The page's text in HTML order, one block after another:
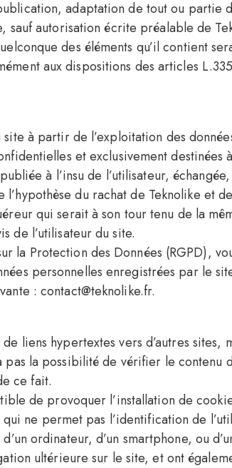
adaptation de tout ou partie
autorisation écrite préalable de
des éléments qu’il contient
aux dispositions des articles
à partir de l’exploitation des
et exclusivement destinées
à l’insu de l’utilisateur,
du rachat de Teknolike et
qui serait à son tour tenu de la
de l’utilisateur du site.
la Protection des Données (RGPD),
personnelles enregistrées par le
: contact@teknolike.fr.
liens hypertextes vers d’autres sites,
pas la possibilité de vérifier le contenu
ce fait.
de provoquer l’installation de
ne permet pas l’identification de
ordinateur, d’un smartphone, ou
ultérieure sur le site, et ont